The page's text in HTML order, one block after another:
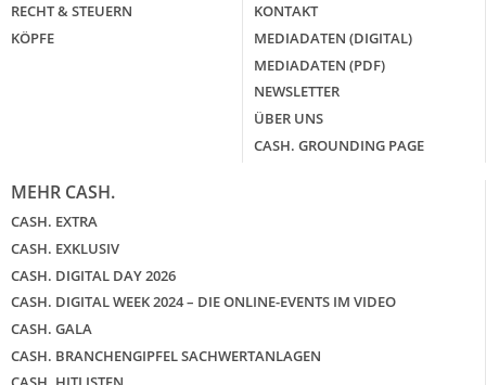
RECHT & STEUERN
KÖPFE
KONTAKT
MEDIADATEN (DIGITAL)
MEDIADATEN (PDF)
NEWSLETTER
ÜBER UNS
CASH. GROUNDING PAGE
MEHR CASH.
CASH. EXTRA
CASH. EXKLUSIV
CASH. DIGITAL DAY 2026
CASH. DIGITAL WEEK 2024 – DIE ONLINE-EVENTS IM VIDEO
CASH. GALA
CASH. BRANCHENGIPFEL SACHWERTANLAGEN